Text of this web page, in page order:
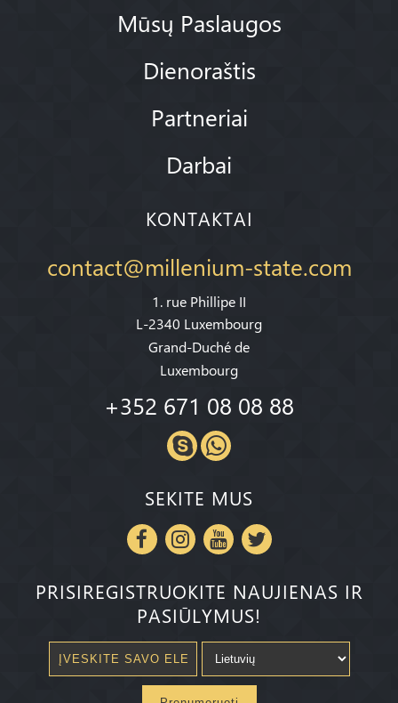
Mūsų Paslaugos
Dienoraštis
Partneriai
Darbai
KONTAKTAI
contact@millenium-state.com
1. rue Phillipe II
L-2340 Luxembourg
Grand-Duché de
Luxembourg
+352 671 08 08 88
SEKITE MUS
PRISIREGISTRUOKITE NAUJIENAS IR
PASIŪLYMUS!